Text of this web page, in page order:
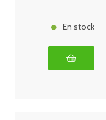
En stock